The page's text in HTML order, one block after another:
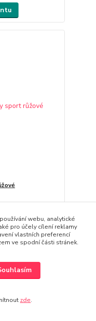
webu, analytické
pro účely cílení reklamy
vlastních preferencí
ve spodní části stránek.
zde.